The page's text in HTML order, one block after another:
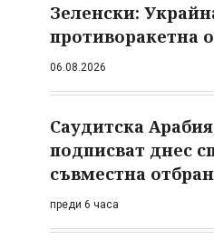
Зеленски:
противоракетна
06.08.2026
Саудитска
подписват днес
съвместна
преди 6 часа